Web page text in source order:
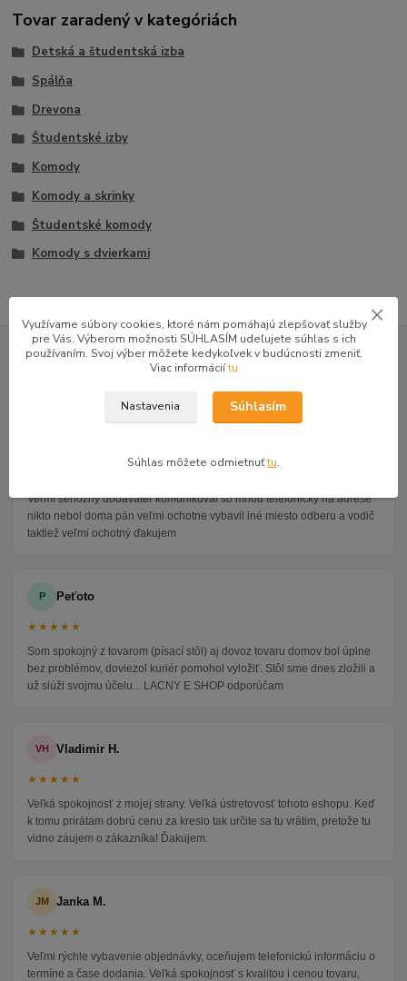
Tovar zaradený v kategóriách
Detská a študentská izba
Spálňa
Drevona
Študentské izby
Komody
Komody a skrinky
Študentské komody
Komody s dvierkami
GOOGLE RECENZIE ZÁKAZNÍKOV
4.9 ★★★★★
47 recenzií · Google
Veľmi seriózny dodávateľ komunikoval so mnou telefonicky na adrese
nikto nebol doma pán veľmi ochotne vybavil iné miesto odberu a vodič
taktiež veľmi ochotný ďakujem
P Peťoto
★★★★★
Som spokojný z tovarom (písací stôl) aj dovoz tovaru domov bol úplne
bez problémov, doviezol kuriér pomohol vyložiť. Stôl sme dnes zložili a
už slúži svojmu účelu... LACNY E SHOP odporúčam
VH Vladimir H.
★★★★★
Veľká spokojnosť z mojej strany. Veľká ústretovosť tohoto eshopu. Keď
k tomu prirátam dobrú cenu za kreslo tak určite sa tu vrátim, pretože tu
vidno záujem o zákazníka! Ďakujem.
JM Janka M.
★★★★★
Veľmi rýchle vybavenie objednávky, oceňujem telefonickú informáciu o
termíne a čase dodania. Veľká spokojnosť s kvalitou i cenou tovaru,
Využívame súbory cookies, ktoré nám pomáhajú zlepšovať služby
pre Vás. Výberom možnosti SÚHLASÍM udeľujete súhlas s ich
používaním. Svoj výber môžete kedykoľvek v budúcnosti zmeniť.
Viac informáciítu
Nastavenia Súhlasím
Súhlas môžete odmietnuťtu.